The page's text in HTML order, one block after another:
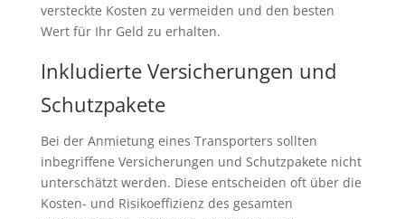
versteckte Kosten zu vermeiden und den besten
Wert für Ihr Geld zu erhalten.
Inkludierte Versicherungen und
Schutzpakete
Bei der Anmietung eines Transporters sollten
inbegriffene Versicherungen und Schutzpakete nicht
unterschätzt werden. Diese entscheiden oft über die
Kosten- und Risikoeffizienz des gesamten